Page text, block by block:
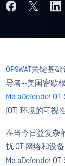
OPSWAT关键基础
导者--美国密歇
MetaDefender OT
(OT) 环境的可视
在当今日益复杂
扰 OT 网络和设
MetaDefender